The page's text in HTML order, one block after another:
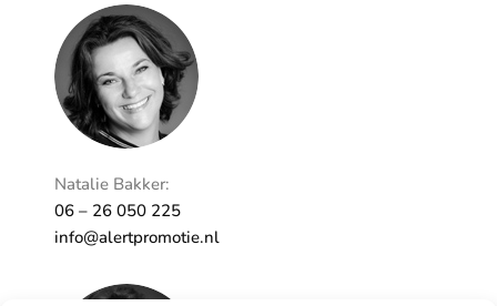
Natalie Bakker:
06 – 26 050 225
info@alertpromotie.nl